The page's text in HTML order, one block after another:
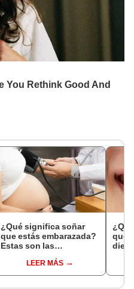
¿Qué significa soñar
que estás embarazada?
Estas son las
comunesLEER MÁS
que